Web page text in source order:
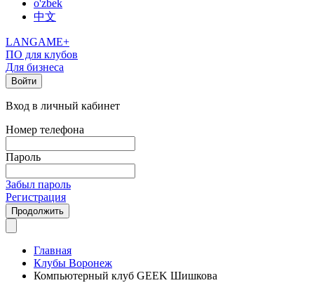
o'zbek
中文
LANGAME+
ПО для клубов
Для бизнеса
Войти
Вход в личный кабинет
Номер телефона
Пароль
Забыл пароль
Регистрация
Продолжить
Главная
Клубы Воронеж
Компьютерный клуб GEEK Шишкова